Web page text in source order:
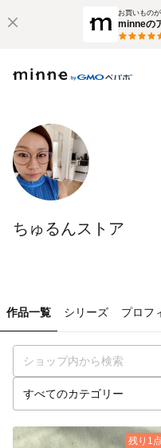
お買いもの
minneの
ちゅるんストア
作品一覧 シリーズ プロフ
残り1点